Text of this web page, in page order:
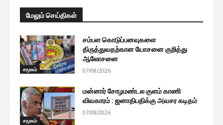
மேலும் செய்திகள்
சமூகம்
சம்பள கொடுப்பனவுகளை
திருத்துவதற்கான யோசனை குறித்து
ஆலோசனை
07/08/2026
சமூகம்
மன்னார் சோழமண்டல குளம் காணி
விவகாரம் : ஜனாதிபதிக்கு அவசர கடிதம்
07/08/2026